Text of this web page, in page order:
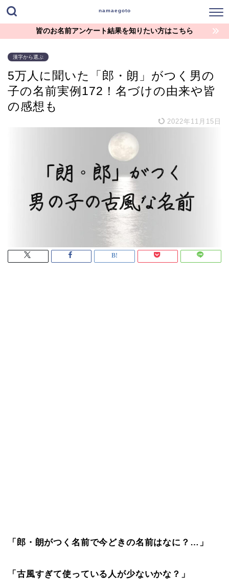
namaegoto
皆のお名前アンケート結果を知りたい方はこちら
漢字から選ぶ
5万人に聞いた「郎・朗」がつく男の
子の名前実例172！名づけの由来や皆
の感想も
2022年11月15日
「郎・朗がつく名前で今どきの名前はなに？…」
「古風すぎて使っている人が少ないかな？」